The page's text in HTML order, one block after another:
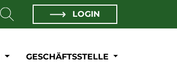
LOGIN
GESCHÄFTSSTELLE